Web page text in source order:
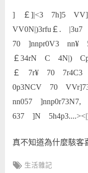
] ￡]|<3 7h]5
VV0N|)3rfu￡.
70 ]nnpr0V3
￡34rN C 4N|)
￡ 7r¥ 70
0p3NCV 70
nn057
637 ]N
真不知道為什麼駭
Tags:
生活雜記